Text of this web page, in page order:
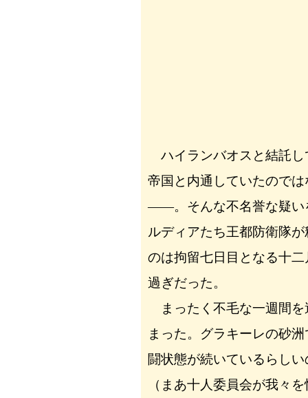
ハイランバオスと結託し
帝国と内通していたのでは
――。そんな不名誉な疑い
ルディアたち王都防衛隊
のは拘留七日目となる十
過ぎだった。
まったく不毛な一週間を
まった。グラキーレの砂
闘状態が続いているらし
（まあ十人委員会が我々